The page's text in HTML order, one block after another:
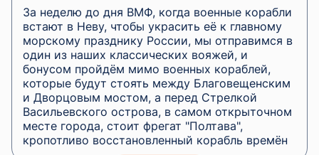
За неделю до дня ВМФ, когда военные корабли
встают в Неву, чтобы украсить её к главному
морскому празднику России, мы отправимся в
один из наших классических вояжей, и
бонусом пройдём мимо военных кораблей,
которые будут стоять между Благовещенским
и Дворцовым мостом, а перед Стрелкой
Васильевского острова, в самом открыточном
месте города, стоит фрегат "Полтава",
кропотливо восстановленный корабль времён